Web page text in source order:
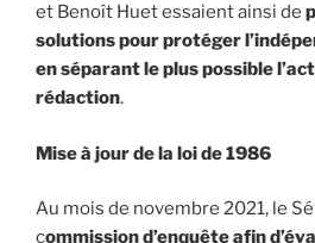
et Benoît Huet essaient ainsi de
solutions pour protéger
en séparant le plus possible
rédaction.
Mise à jour de la loi de 1986
Au mois de novembre 2021, le
commission d’enquête afin